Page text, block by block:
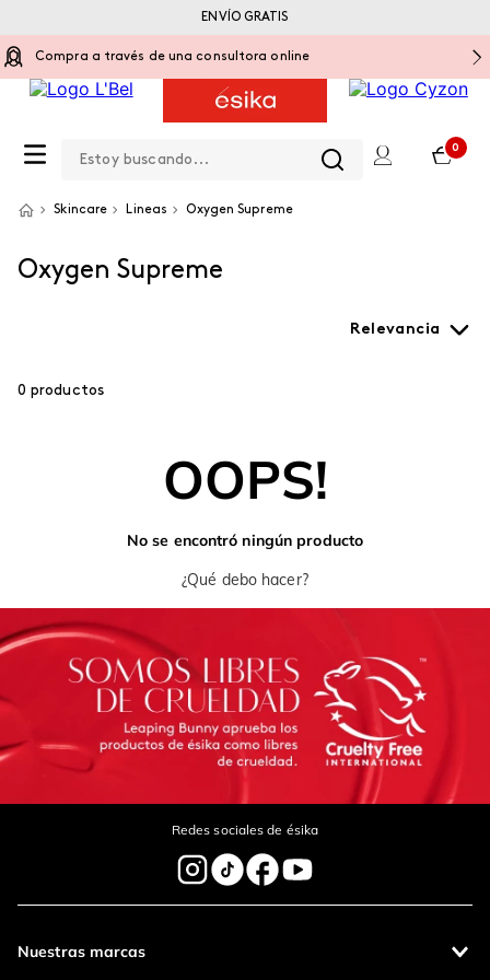
Compra a través de una consultora online
0
ENVÍO GRATIS
Skincare Lineas Oxygen Supreme
Oxygen Supreme
Relevancia
0 productos
OOPS!
No se encontró ningún producto
¿Qué debo hacer?
Redes sociales de ésika
Nuestras marcas